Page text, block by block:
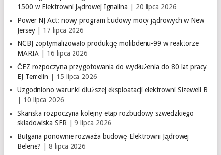
1500 w Elektrowni Jądrowej Ignalina | 20 lipca 2026
Power NJ Act: nowy program budowy mocy jądrowych w New
Jersey| 17 lipca 2026
NCBJ zoptymalizowało produkcję molibdenu-99 w reaktorze
MARIA| 16 lipca 2026
ČEZ rozpoczyna przygotowania do wydłużenia do 80 lat pracy
EJ Temelín | 15 lipca 2026
Uzgodniono warunki dłuższej eksploatacji elektrowni Sizewell B
| 10 lipca 2026
Skanska rozpoczyna kolejny etap rozbudowy szwedzkiego
składowiska SFR| 9 lipca 2026
Bułgaria ponownie rozważa budowę Elektrowni Jądrowej
Belene? | 8 lipca 2026